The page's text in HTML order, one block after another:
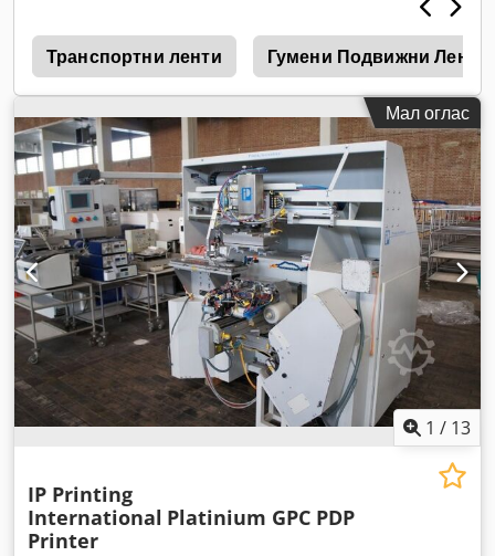
Транспортни ленти Гумени Подвижни Ленти
Мал оглас
1 / 13
IP Printing
International Platinium GPC PDP
Printer